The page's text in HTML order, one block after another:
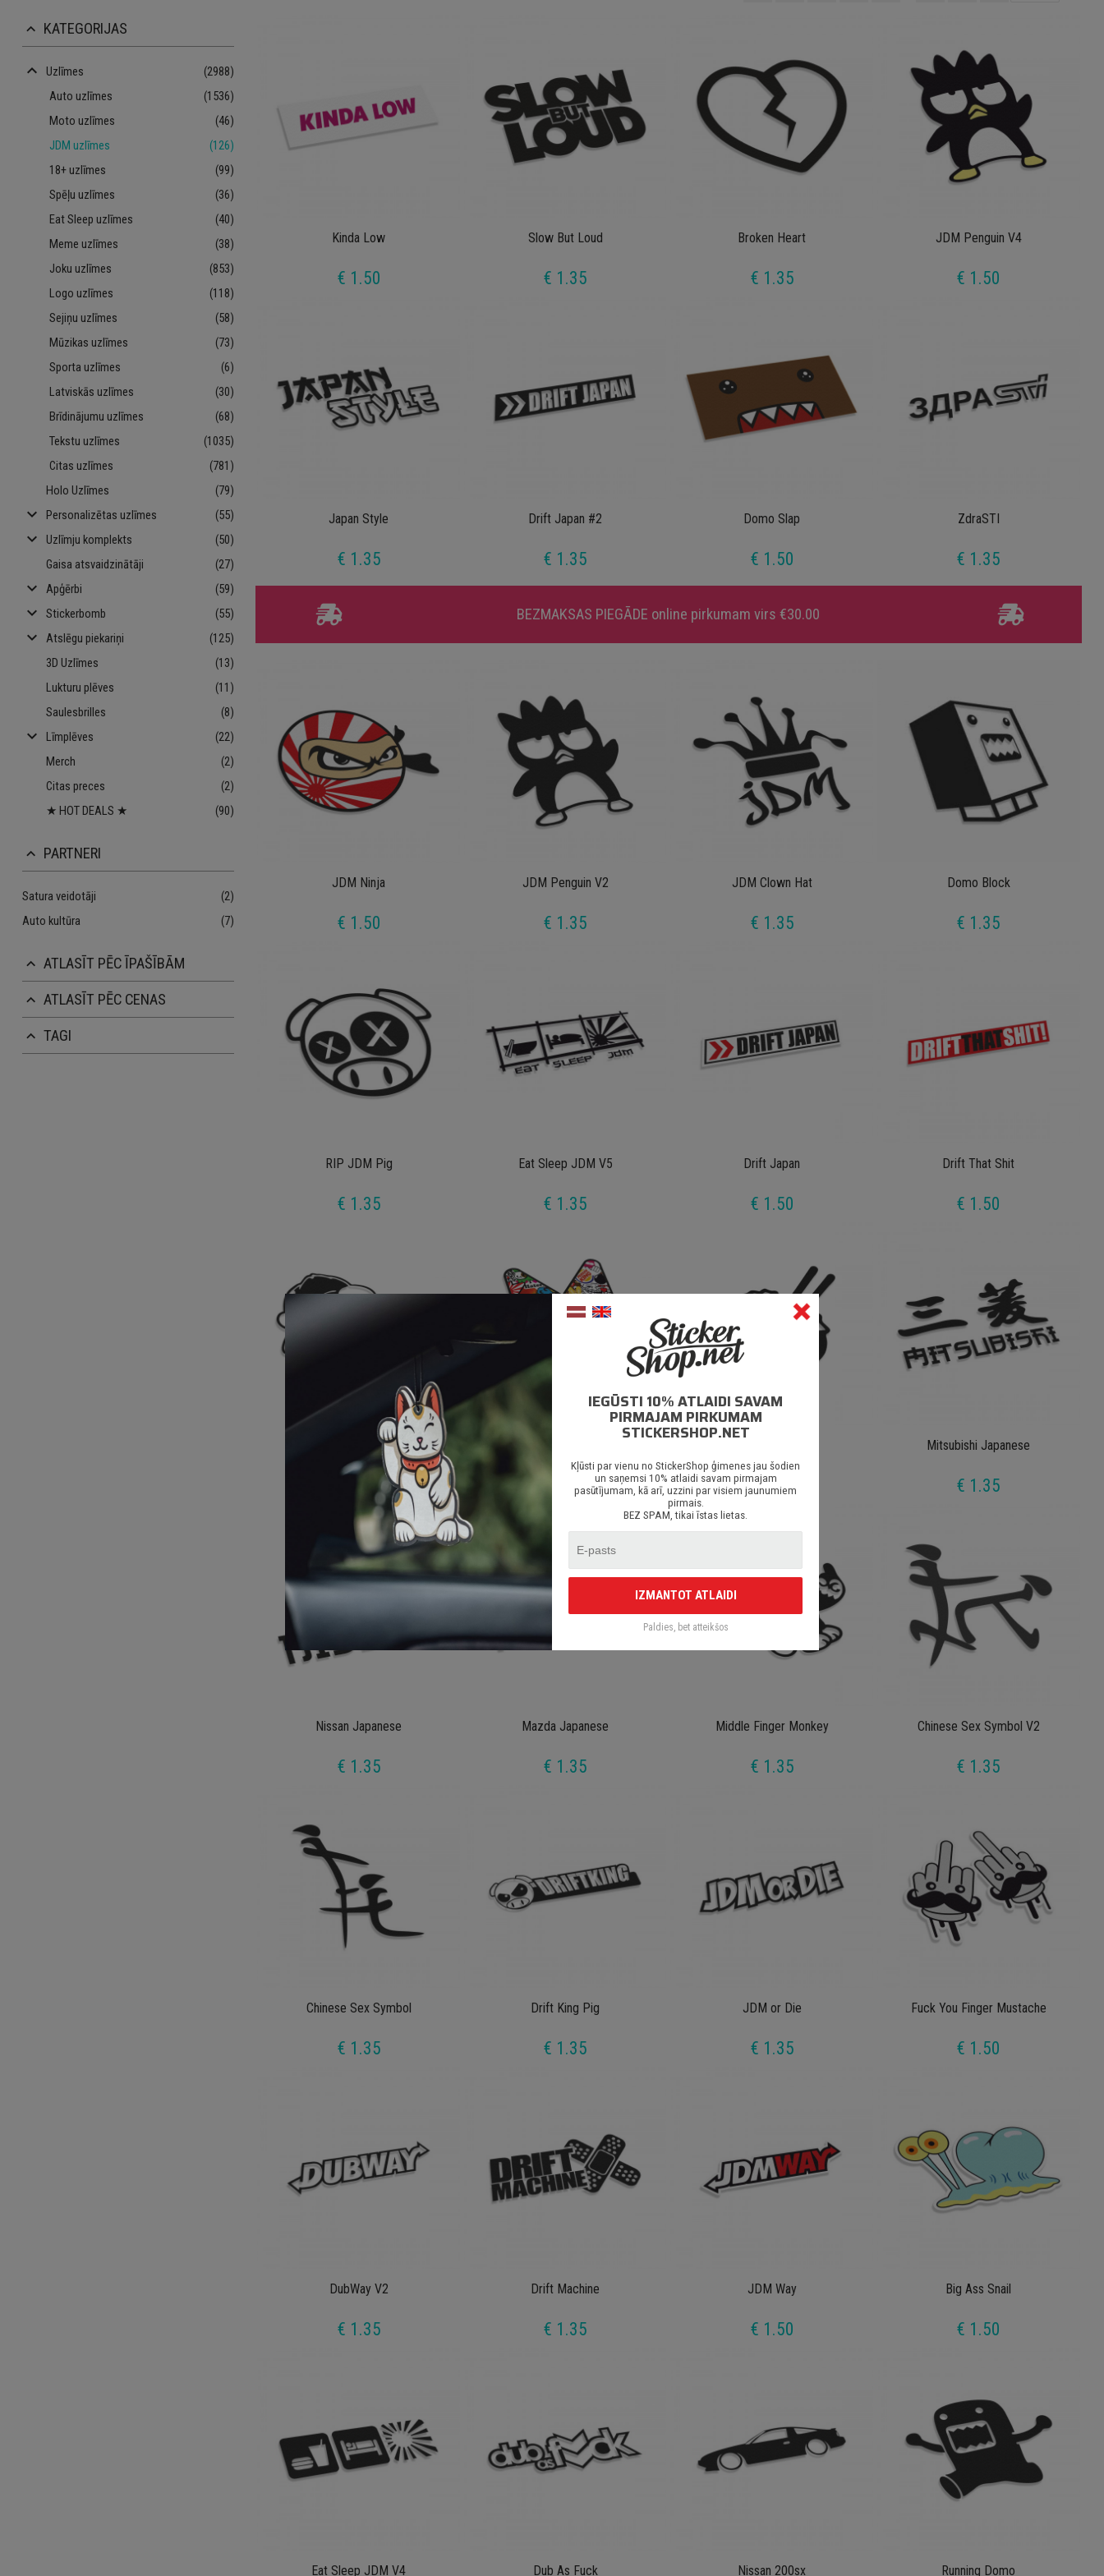
keyboard_arrow_up KATEGORIJAS
keyboard_arrow_up Uzlīmes
(2988)
Auto uzlīmes
(1536)
Moto uzlīmes
(46)
JDM uzlīmes
(126)
18+ uzlīmes
(99)
Spēļu uzlīmes
(36)
Eat Sleep uzlīmes
(40)
Meme uzlīmes
(38)
Joku uzlīmes
(853)
Logo uzlīmes
(118)
Sejiņu uzlīmes
(58)
Mūzikas uzlīmes
(73)
Sporta uzlīmes
(6)
Latviskās uzlīmes
(30)
Brīdinājumu uzlīmes
(68)
Tekstu uzlīmes
(1035)
Citas uzlīmes
(781)
Holo Uzlīmes
(79)
keyboard_arrow_down Personalizētas uzlīmes (55)
keyboard_arrow_down Uzlīmju komplekts
(50)
Gaisa atsvaidzinātāji
(27)
keyboard_arrow_down Apģērbi (59)
keyboard_arrow_down Stickerbomb (55)
keyboard_arrow_down Atslēgu piekariņi
(125)
3D Uzlīmes
(13)
Lukturu plēves
(11)
Saulesbrilles
(8)
keyboard_arrow_down Līmplēves
(22)
Merch
(2)
Citas preces
(2)
★ HOT DEALS ★
(90)
keyboard_arrow_up PARTNERI
Satura veidotāji
(2)
Auto kultūra
(7)
keyboard_arrow_up ATLASĪT PĒC ĪPAŠĪBĀM
keyboard_arrow_up ATLASĪT PĒC CENAS
keyboard_arrow_up TAGI
Kinda Low
€ 1.50
Slow But Loud
€ 1.35
Broken Heart
€ 1.35
JDM Penguin V4
€ 1.50
Japan Style
€ 1.35
Drift Japan #2
€ 1.35
Domo Slap
€ 1.50
ZdraSTI
€ 1.35
BEZMAKSAS PIEGĀDE online pirkumam virs €30.00
JDM Ninja
€ 1.50
JDM Penguin V2
€ 1.35
JDM Clown Hat
€ 1.35
Domo Block
€ 1.35
RIP JDM Pig
€ 1.35
Eat Sleep JDM V5
€ 1.35
Drift Japan
€ 1.50
Drift That Shit
€ 1.50
Sleeping Panda
€ 1.35
Stickerbomb JDM V2
€ 1.50 € 1.35
Mitsubishi Japanese
€ 1.35
Nissan Japanese
€ 1.35
Mazda Japanese
€ 1.35
Middle Finger Monkey
€ 1.35
Chinese Sex Symbol V2
€ 1.35
Chinese Sex Symbol
€ 1.35
Drift King Pig
€ 1.35
JDM or Die
€ 1.35
Fuck You Finger Mustache
€ 1.50
DubWay V2
€ 1.35
Drift Machine
€ 1.35
JDM Way
€ 1.50
Big Ass Snail
€ 1.50
Eat Sleep JDM V4 Dub As Fuck Nissan 200sx Running Domo
IEGŪSTI 10% ATLAIDI SAVAM
PIRMAJAM PIRKUMAM
STICKERSHOP.NET
Kļūsti par vienu no StickerShop ģimenes jau šodien
un saņemsi 10% atlaidi savam pirmajam
pasūtījumam, kā arī, uzzini par visiem jaunumiem
pirmais.
BEZ SPAM, tikai īstas lietas.
IZMANTOT ATLAIDI
Paldies, bet atteikšos